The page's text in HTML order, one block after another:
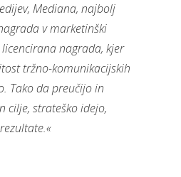
Mediana, najbolj
v marketinški
nagrada, kjer
tržno-komunikacijskih
Tako da preučijo in
cilje, strateško idejo,